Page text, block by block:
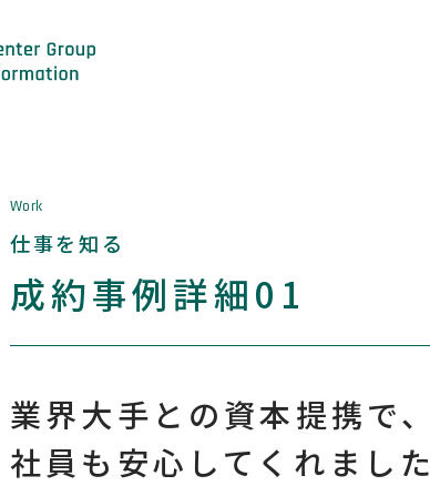
Work
仕事を知る
成約事例詳細01
業界大手との資本提携で、
社員も安心してくれました